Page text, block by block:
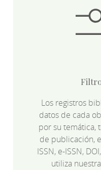
Los registros
datos de cada
por su temática,
de publicación,
ISSN, e-ISSN,
utiliza nuestra